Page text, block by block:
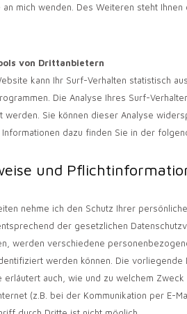
mich wenden. Des Weiteren steht
von Drittanbietern
kann Ihr Surf-Verhalten statistisch
Die Analyse Ihres Surf-
werden. Sie können dieser Analyse
dazu finden Sie in der
und
nehme ich den Schutz Ihrer
der gesetzlichen
werden verschiedene
werden können. Die
erläutert auch, wie und zu welchem
(z.B. bei der Kommunikation per E-